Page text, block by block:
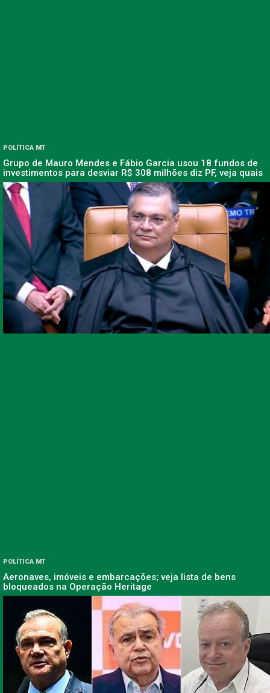
POLÍTICA MT
Grupo de Mauro Mendes e Fábio Garcia usou 18 fundos de
investimentos para desviar R$ 308 milhões diz PF, veja quais
POLÍTICA MT
Aeronaves, imóveis e embarcações; veja lista de bens
bloqueados na Operação Heritage